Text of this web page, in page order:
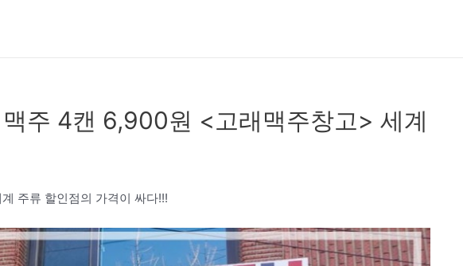
주 4캔 6,900원 <고래맥주창고> 세계
주류 할인점의 가격이 싸다!!!